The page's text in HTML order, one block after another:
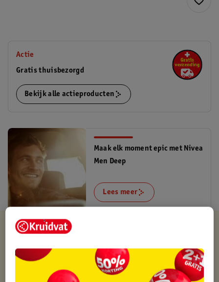
Actie
Gratis thuisbezorgd
Bekijk alle actieproducten
Maak elk moment epic met Nivea
Men Deep
Lees meer
Kruidvat is altijd voordelig
Gratis ophalen in de winkel
Op werkdagen voor 22:00 uur besteld, volgende dag in huis
Gratis thuisbezorgd vanaf 50.00